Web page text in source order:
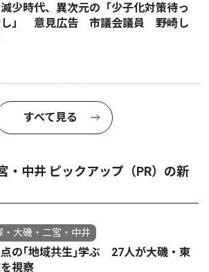
少時代、異次元の「少子化対策待っ
し」 意見広告 市議会議員 野崎し
すべて見る
・中井 ピックアップ（PR）の新
・大磯・二宮・中井
の｢地域共生｣学ぶ 27人が大磯・東
視察